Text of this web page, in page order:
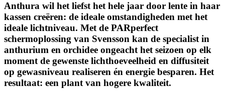
Anthura wil het liefst het hele jaar door lente in haar
kassen creëren: de ideale omstandigheden met het
ideale lichtniveau. Met de PARperfect
schermoplossing van Svensson kan de specialist in
anthurium en orchidee ongeacht het seizoen op elk
moment de gewenste lichthoeveelheid en diffusiteit
op gewasniveau realiseren én energie besparen. Het
resultaat: een plant van hogere kwaliteit.